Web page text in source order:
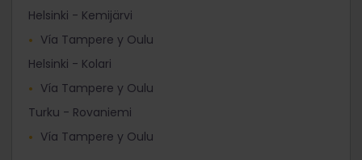
Helsinki - Kemijärvi
Vía Tampere y Oulu
Helsinki - Kolari
Vía Tampere y Oulu
Turku - Rovaniemi
Vía Tampere y Oulu